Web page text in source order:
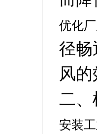
优化
径畅
风
二、
安装